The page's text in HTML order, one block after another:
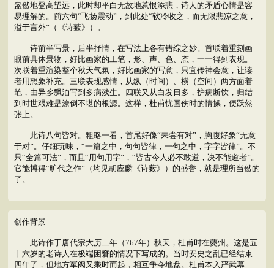
盎然地登高望远，此时却平白无故地惹恨添悲，诗人的矛盾心情是容
易理解的。前六句“飞扬震动”，到此处“软冷收之，而无限悲凉之意，
溢于言外”（《诗薮》）。
诗前半写景，后半抒情，在写法上各有错综之妙。首联着重刻画
眼前具体景物，好比画家的工笔，形、声、色、态，一一得到表现。
次联着重渲染整个秋天气氛，好比画家的写意，只宜传神会意，让读
者用想象补充。三联表现感情，从纵（时间）、横（空间）两方面着
笔，由异乡飘泊写到多病残生。四联又从白发日多，护病断饮，归结
到时世艰难是潦倒不堪的根源。这样，杜甫忧国伤时的情操，便跃然
张上。
此诗八句皆对。粗略一看，首尾好像“未尝有对”，胸腹好象“无意
于对”。仔细玩味，“一篇之中，句句皆律，一句之中，字字皆律”。不
只“全篇可法”，而且“用句用字”，“皆古今人必不敢道，决不能道者”。
它能博得“旷代之作”（均见胡应麟《诗薮》）的盛誉，就是理所当然的
了。
创作背景
此诗作于唐代宗大历二年（767年）秋天，杜甫时在夔州。这是五
十六岁的老诗人在极端困窘的情况下写成的。当时安史之乱已经结束
四年了，但地方军阀又乘时而起，相互争夺地盘。杜甫本入严武幕